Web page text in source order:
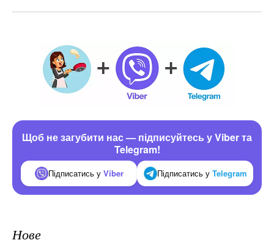
Щоб не загубити нас — підписуйтесь у Viber та
Telegram!
Підписатись у Viber Підписатись у Telegram
Нове